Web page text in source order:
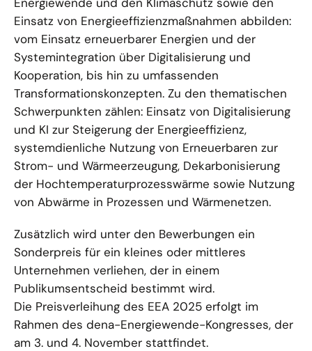
Einsatz von Energieeffizienzmaßnahmen abbilden:
vom Einsatz erneuerbarer Energien und der
Systemintegration über Digitalisierung und
Kooperation, bis hin zu umfassenden
Transformationskonzepten. Zu den thematischen
Schwerpunkten zählen: Einsatz von Digitalisierung
und KI zur Steigerung der Energieeffizienz,
systemdienliche Nutzung von Erneuerbaren zur
Strom- und Wärmeerzeugung, Dekarbonisierung
der Hochtemperaturprozesswärme sowie Nutzung
von Abwärme in Prozessen und Wärmenetzen.
Zusätzlich wird unter den Bewerbungen ein
Sonderpreis für ein kleines oder mittleres
Unternehmen verliehen, der in einem
Publikumsentscheid bestimmt wird.
Die Preisverleihung des EEA 2025 erfolgt im
Rahmen des dena-Energiewende-Kongresses, der
am 3. und 4. November stattfindet.